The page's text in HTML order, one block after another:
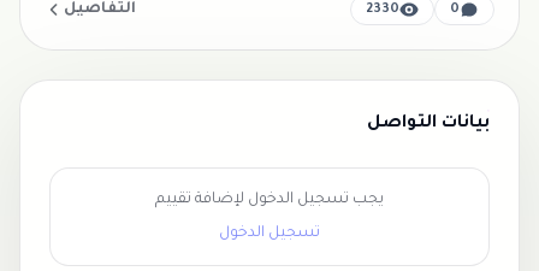
0
2330 التفاصيل
بيانات التواصل
يجب تسجيل الدخول لإضافة تقييم
تسجيل الدخول